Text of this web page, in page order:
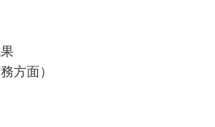
方面）